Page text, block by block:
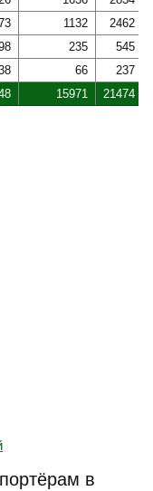
1132
2462
235
545
66
237
15971 21474
в